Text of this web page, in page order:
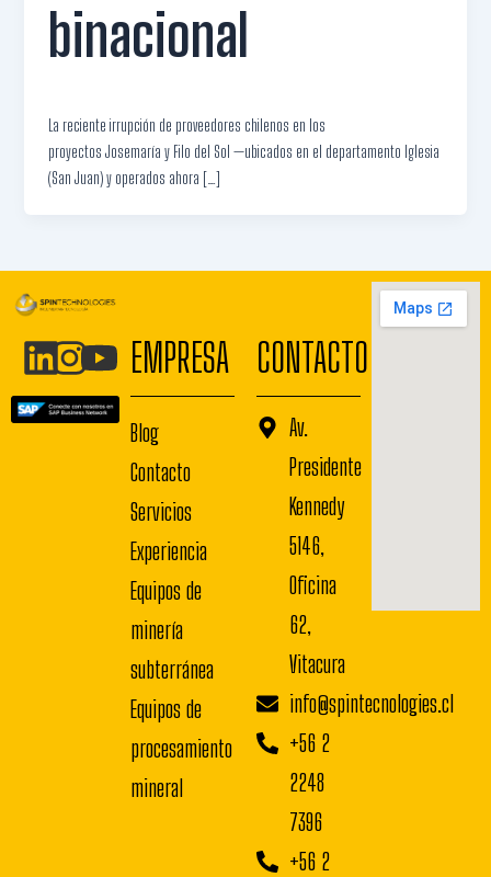
binacional
La reciente irrupción de proveedores chilenos en los
proyectos Josemaría y Filo del Sol —ubicados en el departamento Iglesia
(San Juan) y operados ahora […]
EMPRESA
Blog
Contacto
Servicios
Experiencia
Equipos de
minería
subterránea
Equipos de
procesamiento
mineral
CONTACTO
Av.
Presidente
Kennedy
5146,
Oficina
62,
Vitacura
info@spintecnologies.cl
+56 2
2248
7396
+56 2